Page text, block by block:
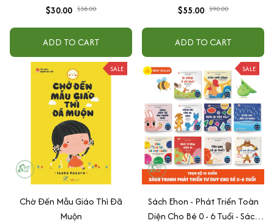
Thấu Hiểu Tâm Lý Và Hành Vi
$30.00 $38.00
ADD TO CART
Ngày Gieo Trồng Tư Duy
$55.00 $90.00
ADD TO CART
SALE
Chờ Đến Mẫu Giáo Thì Đã
Muộn
SALE
Sách Ehon - Phát Triển Toàn
Diện Cho Bé 0 - 6 Tuổi - Sách